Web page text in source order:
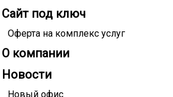
Сайт под ключ
Оферта на комплекс услуг
О компании
Новости
Новый офис